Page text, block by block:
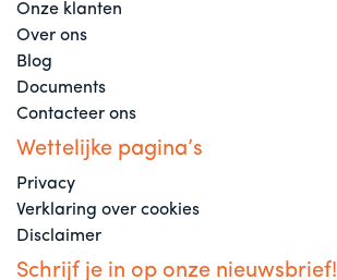
Onze klanten
Over ons
Blog
Documents
Contacteer ons
Wettelijke pagina’s
Privacy
Verklaring over cookies
Disclaimer
Schrijf je in op onze nieuwsbrief!